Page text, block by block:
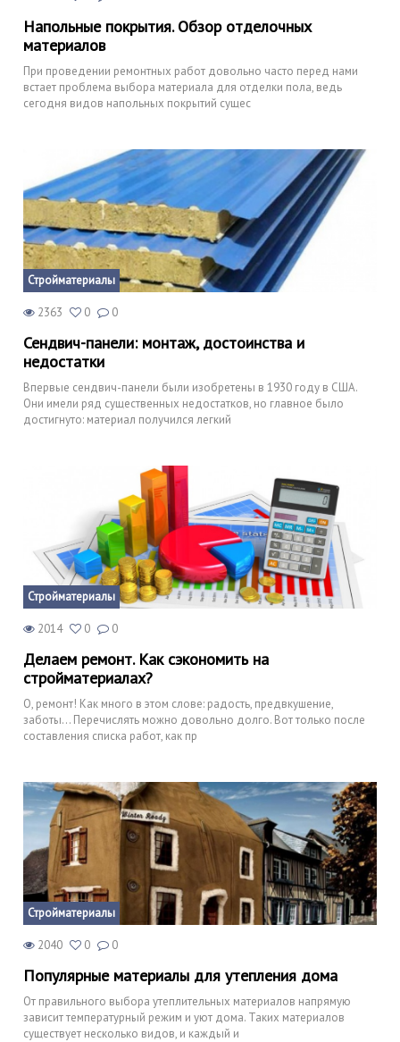
Напольные покрытия. Обзор отделочных
материалов
При проведении ремонтных работ довольно часто перед нами
встает проблема выбора материала для отделки пола, ведь
сегодня видов напольных покрытий сущес
Стройматериалы
2363 0 0
Сендвич-панели: монтаж, достоинства и
недостатки
Впервые сендвич-панели были изобретены в 1930 году в США.
Они имели ряд существенных недостатков, но главное было
достигнуто: материал получился легкий
Стройматериалы
2014 0 0
Делаем ремонт. Как сэкономить на
стройматериалах?
О, ремонт! Как много в этом слове: радость, предвкушение,
заботы... Перечислять можно довольно долго. Вот только после
составления списка работ, как пр
Стройматериалы
2040 0 0
Популярные материалы для утепления дома
От правильного выбора утеплительных материалов напрямую
зависит температурный режим и уют дома. Таких материалов
существует несколько видов, и каждый и